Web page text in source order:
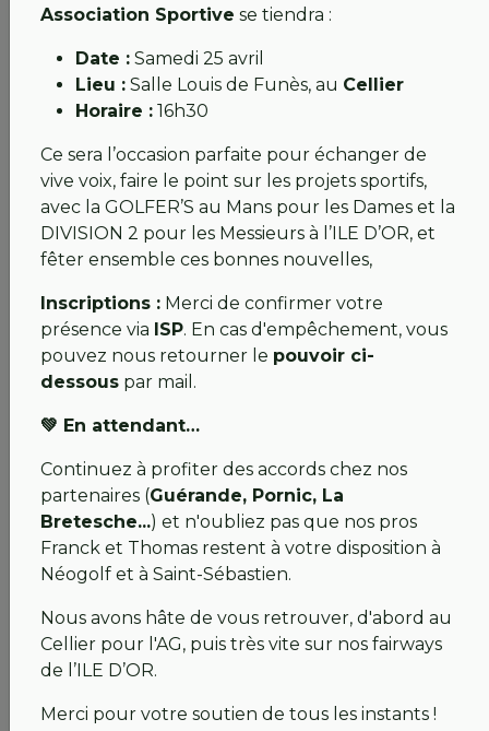
Association Sportive se tiendra :
Date : Samedi 25 avril
Lieu : Salle Louis de Funès, au Cellier
Horaire : 16h30
Ce sera l’occasion parfaite pour échanger de
vive voix, faire le point sur les projets sportifs,
avec la GOLFER’S au Mans pour les Dames et la
DIVISION 2 pour les Messieurs à l’ILE D’OR, et
fêter ensemble ces bonnes nouvelles,
Inscriptions : Merci de confirmer votre
présence via ISP. En cas d'empêchement, vous
pouvez nous retourner le pouvoir ci-
dessous par mail.
💚 En attendant…
Continuez à profiter des accords chez nos
partenaires (Guérande, Pornic, La
Bretesche...) et n'oubliez pas que nos pros
Franck et Thomas restent à votre disposition à
Néogolf et à Saint-Sébastien.
Nous avons hâte de vous retrouver, d'abord au
Cellier pour l'AG, puis très vite sur nos fairways
de l’ILE D’OR.
Merci pour votre soutien de tous les instants !
Toute notre énergie est tournée vers un but précis
accueillir la Division 2 Nationale fin mai
reste du calendrier sera maintenu dès le passage
rétabli.
💚 Un geste concret : Personne ne sera lésé
Vous connaissez notre engagement et notre
honnêteté. Des mesures compensatoires précises
seront appliquées dès la réouverture :
Reports d'abonnements :Nous ajusterons vos
échéances en fonction de la durée exacte de la
fermeture.
(Par exemple : 3 mois de fermeture =
prélèvements se poursuivent normalement
actuellement).
Crédits de jeu.
renouveler maintenant garantit la continuité de vos
avantages (ancienneté, réseau LeClub Golf) et le
bénéfice des compensations à venir. Votre soutien
épreuve.